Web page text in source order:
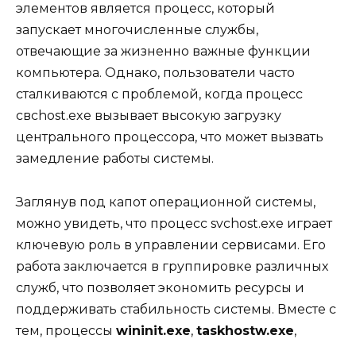
элементов является процесс, который
запускает многочисленные службы,
отвечающие за жизненно важные функции
компьютера. Однако, пользователи часто
сталкиваются с проблемой, когда процесс
свchost.exe вызывает высокую загрузку
центрального процессора, что может вызвать
замедление работы системы.
Заглянув под капот операционной системы,
можно увидеть, что процесс svchost.exe играет
ключевую роль в управлении сервисами. Его
работа заключается в группировке различных
служб, что позволяет экономить ресурсы и
поддерживать стабильность системы. Вместе с
тем, процессы wininit.exe, taskhostw.exe,